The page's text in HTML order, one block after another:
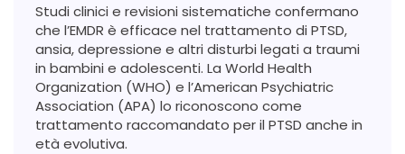
Studi clinici e revisioni sistematiche confermano
che l’EMDR è efficace nel trattamento di PTSD,
ansia, depressione e altri disturbi legati a traumi
in bambini e adolescenti. La World Health
Organization (WHO) e l’American Psychiatric
Association (APA) lo riconoscono come
trattamento raccomandato per il PTSD anche in
età evolutiva.